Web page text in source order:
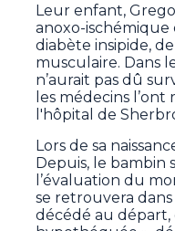
Leur enfant,
anoxo-ischémique
diabète insipide,
musculaire. Dans
n’aurait pas dû
les médecins
l'hôpital de
Lors de sa
Depuis, le bambin
l’évaluation du
se retrouvera
décédé au départ,